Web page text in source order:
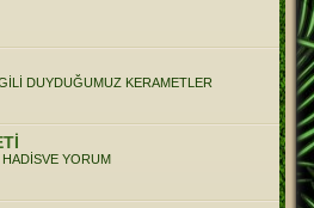
DUYDUĞUMUZ KERAMETLER
YORUM